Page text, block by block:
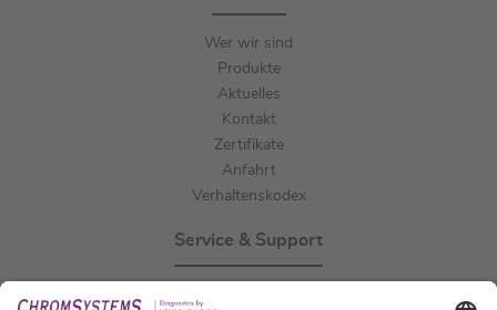
Wer wir sind
Produkte
Aktuelles
Kontakt
Zertifikate
Anfahrt
Verhaltenskodex
Service & Support